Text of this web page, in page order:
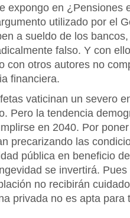
expongo en ¿Pensiones
utilizado por el
a sueldo de los
falso. Y con
con otros autores no
financiera.
vaticinan un severo
Pero la tendencia
en 2040. Por
precarizando las
pública en beneficio
se invertirá.
no recibirán
privada no es apta